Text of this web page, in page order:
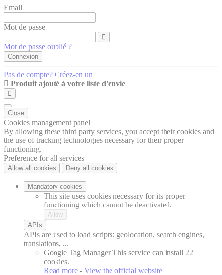
Email
Mot de passe
Mot de passe oublié ?
Connexion
Pas de compte? Créez-en un
Produit ajouté à votre liste d'envie
Close
Cookies management panel
By allowing these third party services, you accept their cookies and
the use of tracking technologies necessary for their proper
functioning.
Preference for all services
Allow all cookies Deny all cookies
Mandatory cookies
This site uses cookies necessary for its proper
functioning which cannot be deactivated.
Allow
APIs
APIs are used to load scripts: geolocation, search engines,
translations, ...
Google Tag Manager This service can install 22
cookies.
Read more - View the official website